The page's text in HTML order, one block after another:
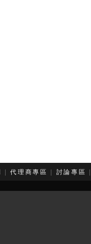
代理商專區 討論專區